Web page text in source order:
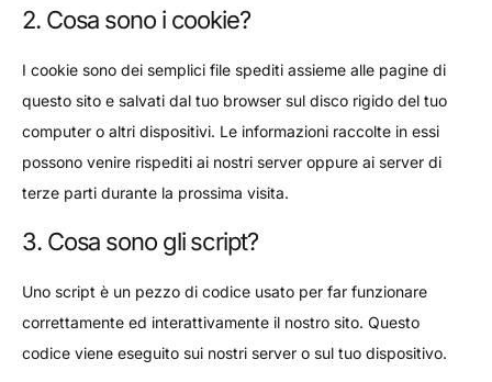
2. Cosa sono i cookie?
I cookie sono dei semplici file spediti assieme alle pagine di
questo sito e salvati dal tuo browser sul disco rigido del tuo
computer o altri dispositivi. Le informazioni raccolte in essi
possono venire rispediti ai nostri server oppure ai server di
terze parti durante la prossima visita.
3. Cosa sono gli script?
Uno script è un pezzo di codice usato per far funzionare
correttamente ed interattivamente il nostro sito. Questo
codice viene eseguito sui nostri server o sul tuo dispositivo.